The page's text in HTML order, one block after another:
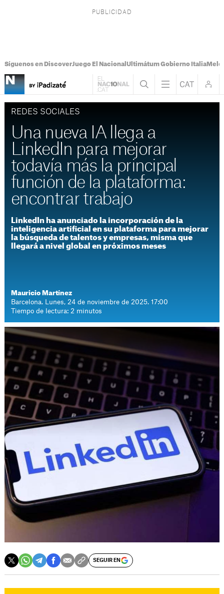
Síguenos en DiscoverJuego El Nacional Ultimátum Gobierno Italia
REDES SOCIALES
Una nueva IA llega a
LinkedIn para mejorar
todavía más la principal
función de la plataforma:
encontrar trabajo
LinkedIn ha anunciado la incorporación de la
inteligencia artificial en su plataforma para mejorar
la búsqueda de talentos y empresas, misma que
llegará a nivel global en próximos meses
Mauricio Martínez
Barcelona. Lunes, 24 de noviembre de 2025. 17:00
Tiempo de lectura: 2 minutos
SEGUIR EN